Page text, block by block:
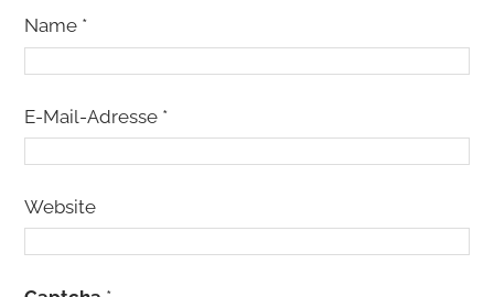
Name *
E-Mail-Adresse *
Website